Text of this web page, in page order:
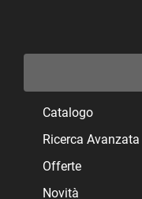
Catalogo
Ricerca Avanzata
Offerte
Novità